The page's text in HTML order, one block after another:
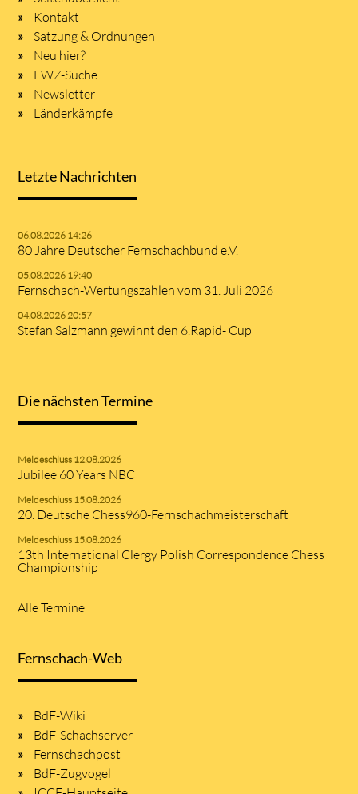
Kontakt
Satzung & Ordnungen
Neu hier?
FWZ-Suche
Newsletter
Länderkämpfe
Letzte Nachrichten
06.08.2026 14:26
80 Jahre Deutscher Fernschachbund e.V.
05.08.2026 19:40
Fernschach-Wertungszahlen vom 31. Juli 2026
04.08.2026 20:57
Stefan Salzmann gewinnt den 6.Rapid- Cup
Die nächsten Termine
Meldeschluss 12.08.2026
Jubilee 60 Years NBC
Meldeschluss 15.08.2026
20. Deutsche Chess960-Fernschachmeisterschaft
Meldeschluss 15.08.2026
13th International Clergy Polish Correspondence Chess
Championship
Alle Termine
Fernschach-Web
BdF-Wiki
BdF-Schachserver
Fernschachpost
BdF-Zugvogel